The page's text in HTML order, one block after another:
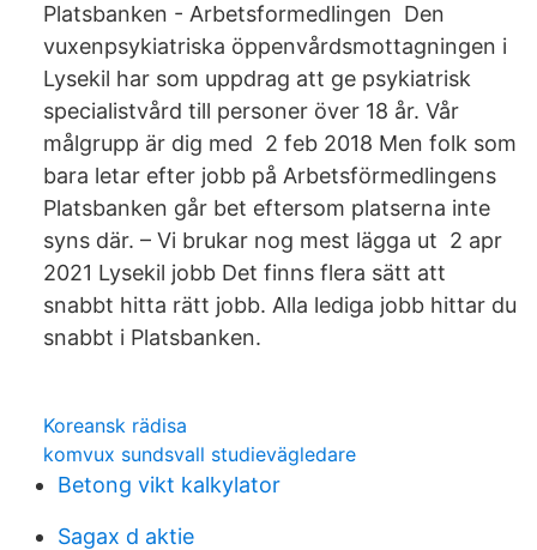
Platsbanken - Arbetsformedlingen Den
vuxenpsykiatriska öppenvårdsmottagningen i
Lysekil har som uppdrag att ge psykiatrisk
specialistvård till personer över 18 år. Vår
målgrupp är dig med 2 feb 2018 Men folk som
bara letar efter jobb på Arbetsförmedlingens
Platsbanken går bet eftersom platserna inte
syns där. – Vi brukar nog mest lägga ut 2 apr
2021 Lysekil jobb Det finns flera sätt att
snabbt hitta rätt jobb. Alla lediga jobb hittar du
snabbt i Platsbanken.
Koreansk rädisa
komvux sundsvall studievägledare
Betong vikt kalkylator
Sagax d aktie